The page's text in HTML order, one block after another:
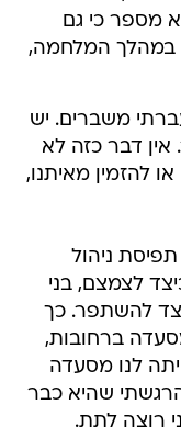
מספר כי גם
במהלך המלחמה,
משברים. יש
אין דבר כזה לא
להזמין מאיתנו,
ניהול
לצמצם, בני
להשתפר. כך
ברחובות,
לנו מסעדה
שהיא כבר
רוצה לתת.